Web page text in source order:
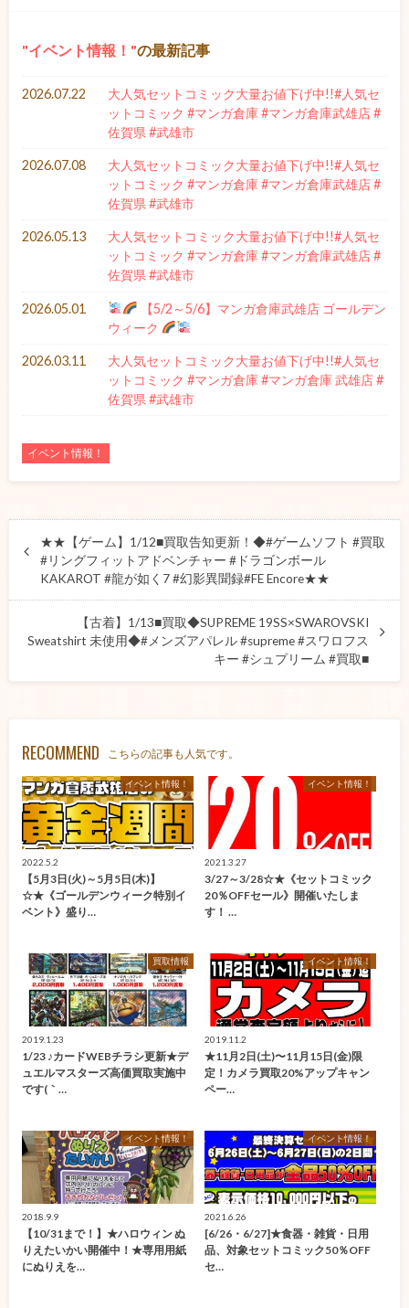
イベント情報！ の最新記事
2026.07.22
大人気セットコミック大量お値下げ中!!#人気セ
ットコミック #マンガ倉庫 #マンガ倉庫武雄店 #
佐賀県 #武雄市
2026.07.08
大人気セットコミック大量お値下げ中!!#人気セ
ットコミック #マンガ倉庫 #マンガ倉庫武雄店 #
佐賀県 #武雄市
2026.05.13
大人気セットコミック大量お値下げ中!!#人気セ
ットコミック #マンガ倉庫 #マンガ倉庫武雄店 #
佐賀県 #武雄市
2026.05.01
【5/2～5/6】マンガ倉庫武雄店 ゴールデン
ウィーク
2026.03.11
大人気セットコミック大量お値下げ中!!#人気セ
ットコミック #マンガ倉庫 #マンガ倉庫 武雄店 #
佐賀県 #武雄市
イベント情報！
★★【ゲーム】1/12■買取告知更新！◆#ゲームソフト #買取
#リングフィットアドベンチャー #ドラゴンボール
KAKAROT #龍が如く7 #幻影異聞録#FE Encore★★
【古着】1/13■買取◆SUPREME 19SS×SWAROVSKI
Sweatshirt 未使用◆#メンズアパレル #supreme #スワロフス
キー #シュプリーム #買取■
RECOMMEND こちらの記事も人気です。
イベント情報！
2022.5.2
【5月3日(火)～5月5日(木)】
☆★《ゴールデンウィーク特別イ
ベント》盛り…
イベント情報！
2021.3.27
3/27～3/28☆★《セットコミック
20％OFFセール》開催いたしま
す！ …
買取情報
2019.1.23
1/23 ♪カードWEBチラシ更新★デ
ュエルマスターズ高価買取実施中
です(｀…
イベント情報！
2019.11.2
★11月2日(土)〜11月15日(金)限
定！カメラ買取20%アップキャン
ペー…
イベント情報！
2018.9.9
【10/31まで！】★ハロウィン ぬ
りえたいかい開催中！★専用用紙
にぬりえを…
イベント情報！
2021.6.26
[6/26・6/27]★食器・雑貨・日用
品、対象セットコミック50％OFF
セ…